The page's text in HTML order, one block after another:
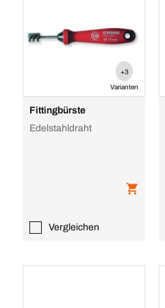
+3
Varianten
Fittingbürste
Edelstahldraht
Vergleichen